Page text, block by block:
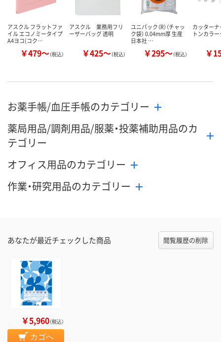
アスクル フラットファ
イル エコノミータイプ
A4ヨコ(コク…
￥479～（税込）
アスクル 業務用フリ
ーザーバッグ 透明
￥425～（税込）
ユニパック（R）（チャッ
ク袋） 0.04mm厚 生産
日本社 …
￥295～（税込）
カッターナ
トンカラー
￥
お薬手帳/血圧手帳のカテゴリー
薬局用品/調剤用品/服薬・投薬補助用品のカ
テゴリー
オフィス用品のカテゴリー
作業・研究用品のカテゴリー
あなたが最近チェックした商品 閲覧履歴の削除
￥5,960（税込）
カゴへ